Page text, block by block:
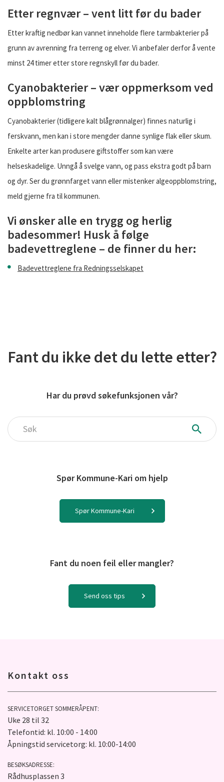
Etter regnvær – vent litt før du bader
Etter kraftig nedbør kan vannet inneholde flere tarmbakterier på
grunn av avrenning fra terreng og elver. Vi anbefaler derfor å vente
minst 24 timer etter store regnskyll før du bader.
Cyanobakterier – vær oppmerksom ved
oppblomstring
Cyanobakterier (tidligere kalt blågrønnalger) finnes naturlig i
ferskvann, men kan i store mengder danne synlige flak eller skum.
Enkelte arter kan produsere giftstoffer som kan være
helseskadelige. Unngå å svelge vann, og pass ekstra godt på barn
og dyr. Ser du grønnfarget vann eller mistenker algeoppblomstring,
meld gjerne fra til kommunen.
Vi ønsker alle en trygg og herlig
badesommer! Husk å følge
badevettreglene – de finner du her:
Badevettreglene fra Redningsselskapet
Fant du ikke det du lette etter?
Har du prøvd søkefunksjonen vår?
Søk
Spør Kommune-Kari om hjelp
Spør Kommune-Kari
Fant du noen feil eller mangler?
Send oss tips
Kontakt oss
SERVICETORGET SOMMERÅPENT:
Uke 28 til 32
Telefontid: kl. 10:00 - 14:00
Åpningstid servicetorg: kl. 10:00-14:00
BESØKSADRESSE:
Rådhusplassen 3